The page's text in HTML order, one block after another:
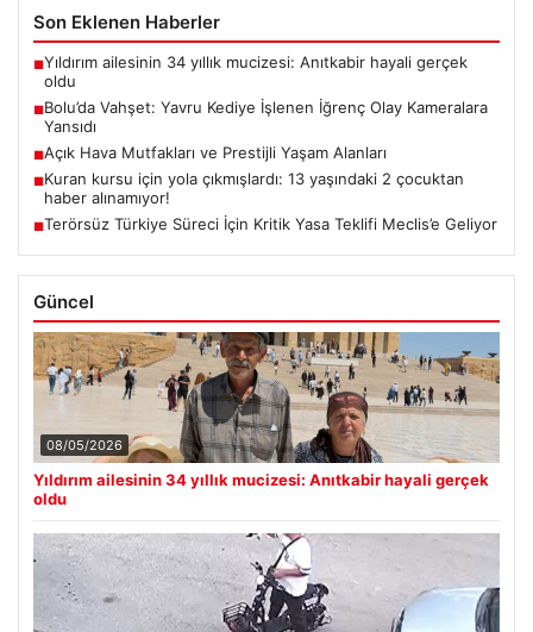
Son Eklenen Haberler
■Yıldırım ailesinin 34 yıllık mucizesi: Anıtkabir hayali gerçek
oldu
■Bolu’da Vahşet: Yavru Kediye İşlenen İğrenç Olay Kameralara
Yansıdı
■Açık Hava Mutfakları ve Prestijli Yaşam Alanları
■Kuran kursu için yola çıkmışlardı: 13 yaşındaki 2 çocuktan
haber alınamıyor!
■Terörsüz Türkiye Süreci İçin Kritik Yasa Teklifi Meclis’e Geliyor
Güncel
08/05/2026
Yıldırım ailesinin 34 yıllık mucizesi: Anıtkabir hayali gerçek
oldu